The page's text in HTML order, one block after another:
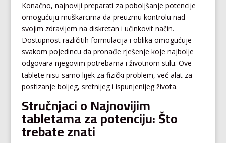
Konačno, najnoviji preparati za poboljšanje potencije
omogućuju muškarcima da preuzmu kontrolu nad
svojim zdravljem na diskretan i učinkovit način.
Dostupnost različitih formulacija i oblika omogućuje
svakom pojedincu da pronađe rješenje koje najbolje
odgovara njegovim potrebama i životnom stilu. Ove
tablete nisu samo lijek za fizički problem, već alat za
postizanje boljeg, sretnijeg i ispunjenijeg života.
Stručnjaci o Najnovijim
tabletama za potenciju: Što
trebate znati